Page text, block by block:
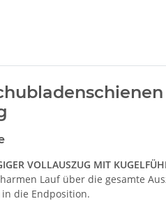
VOLLAUSZUG MIT
Lauf über die gesamte
die Endposition.